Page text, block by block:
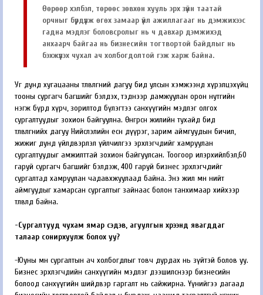
Өөрөөр хэлбэл, төрөөс зөвхөн хууль эрх зүйн таатай
орчныг бүрдүүлж өгөх замаар үйл ажиллагааг нь дэмжихээс
гадна мэдлэг боловсролыг нь ч давхар дэмжихэд
анхаарч байгаа нь бизнесийн тогтвортой байдлыг нь
бэхжүүлэх чухал ач холбогдолтой гэж харж байна.
Уг дунд хугацааны төлөвлөгөөний дагуу бид улсын хэмжээнд хүрэлцэхүйц
тооны сургагч багшийг бэлдэх, тэднээр дамжуулан орон нутгийн
нэгж бүрд хүрч, зорилтод бүлэгтээ санхүүгийн мэдлэг олгох
сургалтуудыг зохион байгуулна. Өнгөрсөн жилийн тухайд бид
төлөвлөгөөнийхөө дагуу Нийслэлийн есөн дүүрэг, зарим аймгуудын бичил,
жижиг дунд үйлдвэрлэл үйлчилгээ эрхлэгчдийг хамруулан
сургалтуудыг амжилттай зохион байгуулсан. Тоогоор илэрхийлбэл,60
гаруй сургагч багшийг бэлдэж, 400 гаруй бизнес эрхлэгчдийг
сургалтад хамруулан чадавхжуулаад байна. Энэ жил мөн нийт
аймгуудыг хамарсан сургалтыг зайнаас болон танхимаар хийхээр
төлөвлөөд байна.
-Сургалтууд чухам ямар сэдэв, агуулгын хүрээнд явагддаг
талаар сонирхуулж болох уу?
-Юуны өмнө сургалтын ач холбогдлыг товч дурдах нь зүйтэй болов уу.
Бизнес эрхлэгчдийн санхүүгийн мэдлэг дээшилснээр бизнесийн
болоод санхүүгийн шийдвэр гаргалт нь сайжирна. Үүнийгээ дагаад